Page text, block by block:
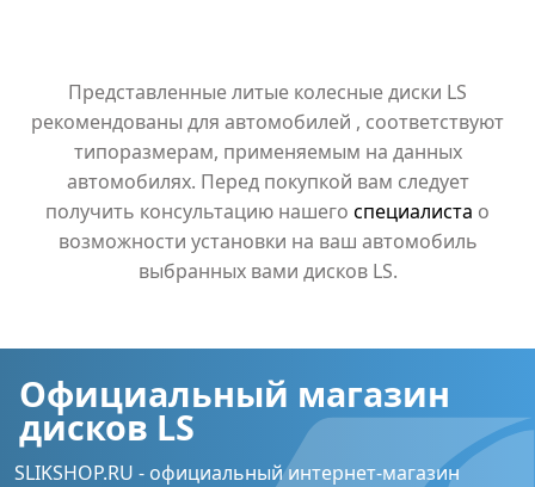
Представленные литые колесные диски LS
рекомендованы для автомобилей , соответствуют
типоразмерам, применяемым на данных
автомобилях. Перед покупкой вам следует
получить консультацию нашего специалиста о
возможности установки на ваш автомобиль
выбранных вами дисков LS.
Официальный магазин
дисков LS
SLIKSHOP.RU - официальный интернет-магазин